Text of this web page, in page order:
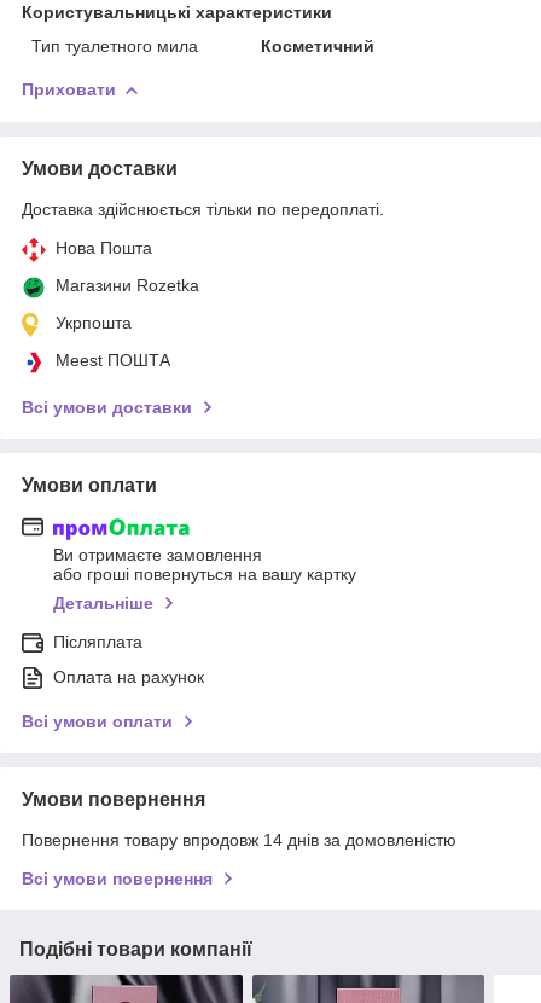
Користувальницькі характеристики
Тип туалетного мила
Косметичний
Приховати
Умови доставки
Доставка здійснюється тільки по передоплаті.
Нова Пошта
Магазини Rozetka
Укрпошта
Meest ПОШТА
Всі умови доставки
Умови оплати
Ви отримаєте замовлення
або гроші повернуться на вашу картку
Детальніше
Післяплата
Оплата на рахунок
Всі умови оплати
Умови повернення
Повернення товару впродовж 14 днів за домовленістю
Всі умови повернення
Подібні товари компанії